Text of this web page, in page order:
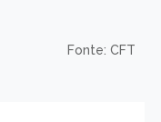
Fonte: CFT